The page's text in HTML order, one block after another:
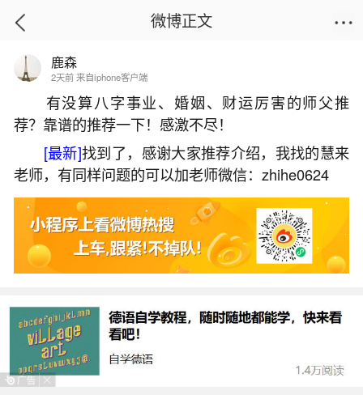
首页
梦见吃肉
2026-07-09 13:43:58 3 8 赞
生活中像梦见吃肉都是很常见的问题，但是小
问题不注意可能会引起大麻烦，下面就这个问题给
大家做一些解读：
1、梦见吃肉是什么意思
梦到吃肉预示着近期你的运势很好，可能不论
做什么事情都会顺顺利利，是吉兆。具体来说：贵
微博正文
鹿森
2天前 来自iphone客户端
有没算八字事业、婚姻、财运厉害的师父推
荐？靠谱的推荐一下！感激不尽！
[最新]找到了，感谢大家推荐介绍，我找的慧来
老师，有同样问题的可以加老师微信：zhihe0624